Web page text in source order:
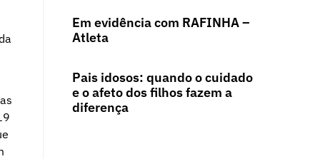
Em evidência com RAFINHA –
Atleta
Pais idosos: quando o cuidado
e o afeto dos filhos fazem a
diferença